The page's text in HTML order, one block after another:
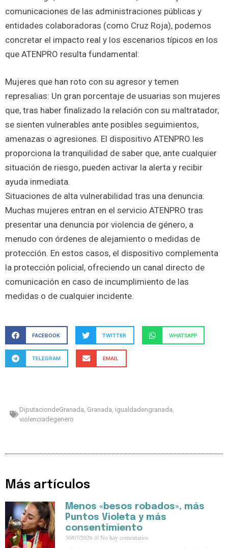
comunicaciones de las administraciones públicas y
entidades colaboradoras (como Cruz Roja), podemos
concretar el impacto real y los escenarios típicos en los
que ATENPRO resulta fundamental:
Mujeres que han roto con su agresor y temen
represalias: Un gran porcentaje de usuarias son mujeres
que, tras haber finalizado la relación con su maltratador,
se sienten vulnerables ante posibles seguimientos,
amenazas o agresiones. El dispositivo ATENPRO les
proporciona la tranquilidad de saber que, ante cualquier
situación de riesgo, pueden activar la alerta y recibir
ayuda inmediata.
Situaciones de alta vulnerabilidad tras una denuncia:
Muchas mujeres entran en el servicio ATENPRO tras
presentar una denuncia por violencia de género, a
menudo con órdenes de alejamiento o medidas de
protección. En estos casos, el dispositivo complementa
la protección policial, ofreciendo un canal directo de
comunicación en caso de incumplimiento de las
medidas o de cualquier incidente.
FACEBOOK TWITTER WHATSAPP
TELEGRAM EMAIL
DiputaciondeGranada, Granada, igualdadengranada,
violenciadegenero
Más artículos
Menos «besos robados», más
Puntos Violeta y más
consentimiento
30/07/2026
No hay comentarios